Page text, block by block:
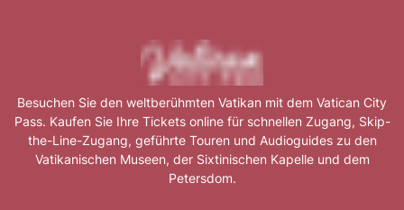
Besuchen Sie den weltberühmten Vatikan mit dem Vatican City
Pass. Kaufen Sie Ihre Tickets online für schnellen Zugang, Skip-
the-Line-Zugang, geführte Touren und Audioguides zu den
Vatikanischen Museen, der Sixtinischen Kapelle und dem
Petersdom.